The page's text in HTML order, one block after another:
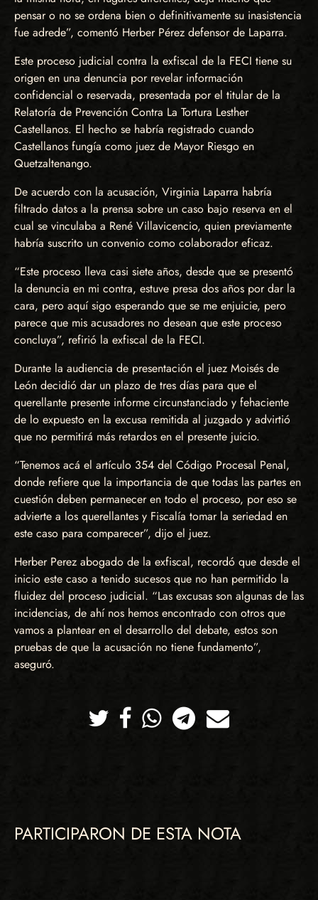
pensar o no se ordena bien o definitivamente su inasistencia
fue adrede”, comentó Herber Pérez defensor de Laparra.
Este proceso judicial contra la exfiscal de la FECI tiene su
origen en una denuncia por revelar información
confidencial o reservada, presentada por el titular de la
Relatoría de Prevención Contra La Tortura Lesther
Castellanos. El hecho se habría registrado cuando
Castellanos fungía como juez de Mayor Riesgo en
Quetzaltenango.
De acuerdo con la acusación, Virginia Laparra habría
filtrado datos a la prensa sobre un caso bajo reserva en el
cual se vinculaba a René Villavicencio, quien previamente
habría suscrito un convenio como colaborador eficaz.
“Este proceso lleva casi siete años, desde que se presentó
la denuncia en mi contra, estuve presa dos años por dar la
cara, pero aquí sigo esperando que se me enjuicie, pero
parece que mis acusadores no desean que este proceso
concluya”, refirió la exfiscal de la FECI.
Durante la audiencia de presentación el juez Moisés de
León decidió dar un plazo de tres días para que el
querellante presente informe circunstanciado y fehaciente
de lo expuesto en la excusa remitida al juzgado y advirtió
que no permitirá más retardos en el presente juicio.
“Tenemos acá el artículo 354 del Código Procesal Penal,
donde refiere que la importancia de que todas las partes en
cuestión deben permanecer en todo el proceso, por eso se
advierte a los querellantes y Fiscalía tomar la seriedad en
este caso para comparecer”, dijo el juez.
Herber Perez abogado de la exfiscal, recordó que desde el
inicio este caso a tenido sucesos que no han permitido la
fluidez del proceso judicial. “Las excusas son algunas de las
incidencias, de ahí nos hemos encontrado con otros que
vamos a plantear en el desarrollo del debate, estos son
pruebas de que la acusación no tiene fundamento”,
aseguró.
TwitterFacebookWhatsappTelegramCorreo
PARTICIPARON DE ESTA NOTA